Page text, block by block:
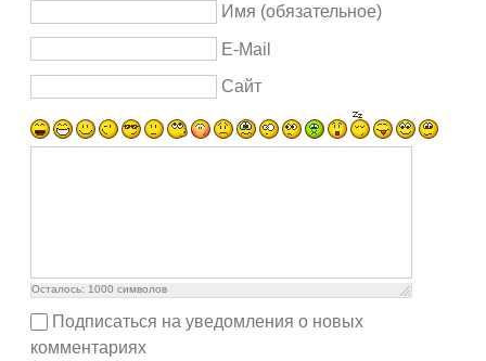
Имя (обязательное)
E-Mail
Сайт
Осталось: 1000 символов
Подписаться на уведомления о новых
комментариях